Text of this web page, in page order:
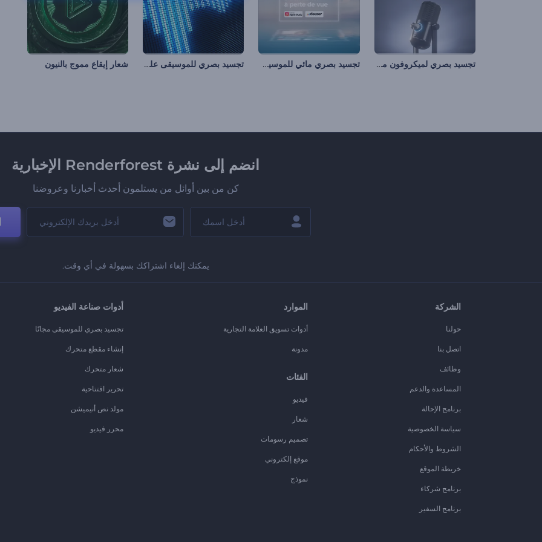
تجسيد بصري لميكروفون مدونة صوتية تجسيد بصري مائي للموسيقى تجسيد بصري للموسيقى على شاشة LCD شعار إيقاع مموج بالنيون
انضم إلى نشرة Renderforest الإخبارية
كن من بين أوائل من يستلمون أحدث أخبارنا وعروضنا
يمكنك إلغاء اشتراكك بسهولة في أي وقت.
الشركة
حولنا
اتصل بنا
وظائف
المساعدة والدعم
برنامج الإحالة
سياسة الخصوصية
الشروط والأحكام
خريطة الموقع
برنامج شركاء
برنامج السفير
الموارد
أدوات تسويق العلامة التجارية
مدونة
الفئات
فيديو
شعار
تصميم رسومات
موقع إلكتروني
نموذج
أدوات صناعة الفيديو
تجسيد بصري للموسيقى مجانًا
إنشاء مقطع متحرك
شعار متحرك
تحرير افتتاحية
مولد نص أنيميشن
محرر فيديو